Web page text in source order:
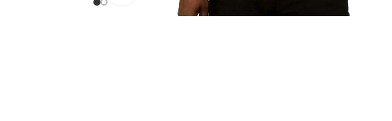
Pantalons kaki hommes